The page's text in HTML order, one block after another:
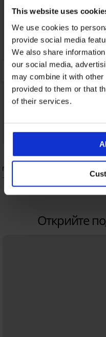
This website uses
We use cookies to
provide social media
We also share
our social media,
may combine it with other
provided to them or that
of their services.
Line
Открийте